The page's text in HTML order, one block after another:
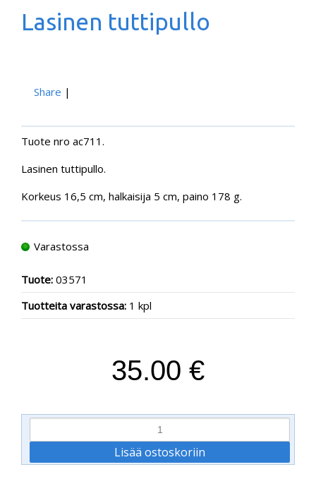
Lasinen tuttipullo
Share |
Tuote nro ac711.
Lasinen tuttipullo.
Korkeus 16,5 cm, halkaisija 5 cm, paino 178 g.
Varastossa
Tuote: 03571
Tuotteita varastossa: 1 kpl
35.00 €